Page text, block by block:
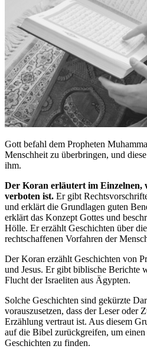
Gott befahl dem Propheten
Menschheit zu überbringen, und
ihm.
Der Koran erläutert im Einzelnen,
verboten ist. Er gibt
und erklärt die Grundlagen guten
erklärt das Konzept Gottes und
Hölle. Er erzählt Geschichten über
rechtschaffenen Vorfahren der
Der Koran erzählt Geschichten von
und Jesus. Er gibt biblische Berichte
Flucht der Israeliten aus Ägypten.
Solche Geschichten sind gekürzte
vorauszusetzen, dass der Leser oder
Erzählung vertraut ist. Aus diesem
auf die Bibel zurückgreifen, um
Geschichten zu finden.